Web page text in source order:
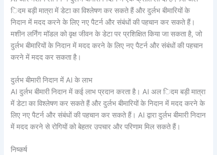
िदम बड़ी मात्रा में डेटा का विश्लेषण कर सकते हैं और दुर्लभ बीमारियों के
निदान में मदद करने के लिए नए पैटर्न और संबंधों की पहचान कर सकते हैं।
मशीन लर्निंग मॉडल को वृक्ष जीवन के डेटा पर प्रशिक्षित किया जा सकता है, जो
दुर्लभ बीमारियों के निदान में मदद करने के लिए नए पैटर्न और संबंधों की पहचान
करने में मदद कर सकता है।
दुर्लभ बीमारी निदान में AI के लाभ
AI दुर्लभ बीमारी निदान में कई लाभ प्रदान करता है। AI अल िदम बड़ी मात्रा
में डेटा का विश्लेषण कर सकते हैं और दुर्लभ बीमारियों के निदान में मदद करने के
लिए नए पैटर्न और संबंधों की पहचान कर सकते हैं। AI द्वारा दुर्लभ बीमारी निदान
में मदद करने से रोगियों को बेहतर उपचार और परिणाम मिल सकते हैं।
निष्कर्ष